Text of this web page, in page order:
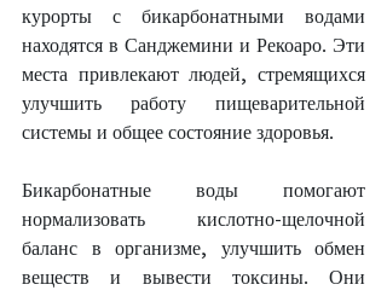
курорты с бикарбонатными водами
находятся в Санджемини и Рекоаро. Эти
места привлекают людей, стремящихся
улучшить работу пищеварительной
системы и общее состояние здоровья.
Бикарбонатные воды помогают
нормализовать кислотно-щелочной
баланс в организме, улучшить обмен
веществ и вывести токсины. Они